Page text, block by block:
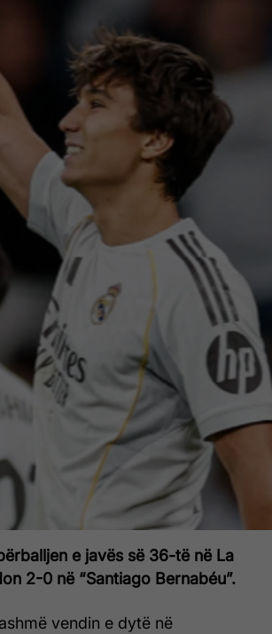
e javës së 36-të në La
2-0 në “Santiago Bernabéu”.
vendin e dytë në